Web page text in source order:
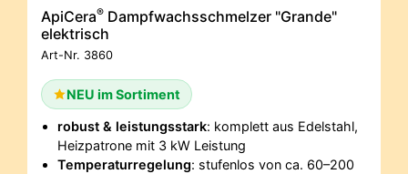
ApiCera® Dampfwachsschmelzer "Grande"
elektrisch
Art-Nr. 3860
NEU im Sortiment
robust & leistungsstark: komplett aus Edelstahl,
Heizpatrone mit 3 kW Leistung
Temperaturregelung: stufenlos von ca. 60–200